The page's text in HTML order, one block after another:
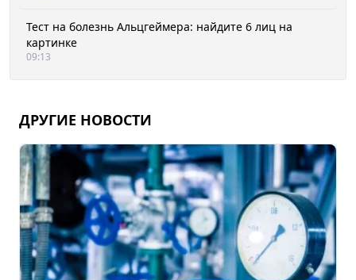
Тест на болезнь Альцгеймера: найдите 6 лиц на
картинке
09:13
ДРУГИЕ НОВОСТИ